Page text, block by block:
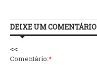
DEIXE UM COMENTÁRIO
<<
Comentário:*